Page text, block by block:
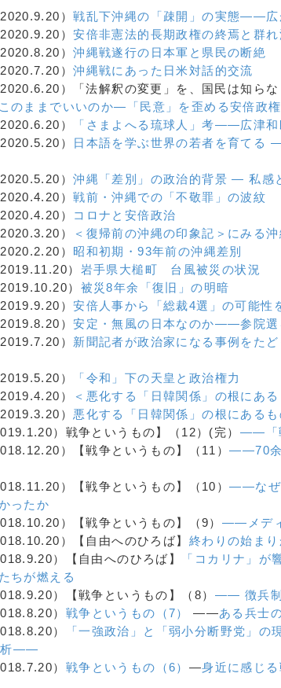
）戦乱下沖縄の「疎開」の実態――広
）安倍非憲法的長期政権の終焉と群
）沖縄戦遂行の日本軍と県民の断絶
）沖縄戦にあった日米対話的交流
）「法解釈の変更」を、国民は知ら
のままでいいのか―「民意」を歪める安倍政
）
「さまよへる琉球人」考――広津和
）
日本語を学ぶ世界の若者を育てる
）沖縄「差別」の政治的背景 ― 私感
）戦前・沖縄での「不敬罪」の波紋
）
コロナと安倍政治
）
＜復帰前の沖縄の印象記＞にみる沖
） 昭和初期・93年前の沖縄差別
） 岩手県大槌町 台風被災の状況
） 被災8年余「復旧」の明暗
）安倍人事から「総裁4選」の可能性
）安定・無風の日本なのか――参院選
） 新聞記者が政治家になる事例をた
）
「令和」下の天皇と政治権力
）
＜悪化する「日韓関係」の根にあ
） 悪化する「日韓関係」の根にあるも
）戦争というもの】（12）(完） ――「
）【戦争というもの】（11）――70余
）【戦争というもの】（10）――なぜ
ったか
）【戦争というもの】（9） ――メデ
）【自由へのひろば】 終わりの始ま
）【自由へのひろば】
「コカリナ」
ちが燃える
）【戦争というもの】（8） ―― 徴兵制
） 戦争というもの（7） ――ある兵士
）
「一強政治」と「弱小分断野党」の
析――
） 戦争というもの（6） ―身近に感じ